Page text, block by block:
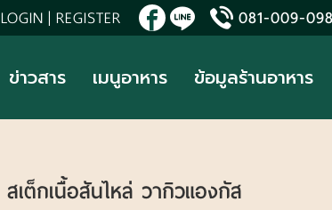
ข่าวสาร เมนูอาหาร ข้อมูลร้านอาหาร
081-009-
LOGIN| REGISTER
สเต็กเนื้อสันไหล่ วากิวแองกัส